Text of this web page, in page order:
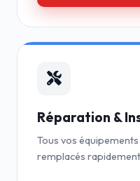
Réparation &
Tous vos
remplacés